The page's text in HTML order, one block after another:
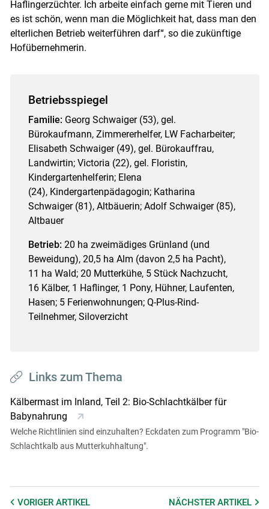
Haflingerzüchter. Ich arbeite einfach gerne mit Tieren und
es ist schön, wenn man die Möglichkeit hat, dass man den
elterlichen Betrieb weiterführen darf“, so die zukünftige
Hofübernehmerin.
Betriebsspiegel
Familie: Georg Schwaiger (53), gel.
Bürokaufmann, Zimmererhelfer, LW Facharbeiter;
Elisabeth Schwaiger (49), gel. Bürokauffrau,
Landwirtin; Victoria (22), gel. Floristin,
Kindergartenhelferin; Elena
(24), Kindergartenpädagogin; Katharina
Schwaiger (81), Altbäuerin; Adolf Schwaiger (85),
Altbauer
Betrieb: 20 ha zweimädiges Grünland (und
Beweidung), 20,5 ha Alm (davon 2,5 ha Pacht),
11 ha Wald; 20 Mutterkühe, 5 Stück Nachzucht,
16 Kälber, 1 Haflinger, 1 Pony, Hühner, Laufenten,
Hasen; 5 Ferienwohnungen; Q-Plus-Rind-
Teilnehmer, Siloverzicht
Links zum Thema
Kälbermast im Inland, Teil 2: Bio-Schlachtkälber für
Babynahrung
Welche Richtlinien sind einzuhalten? Eckdaten zum Programm "Bio-
Schlachtkalb aus Mutterkuhhaltung".
VORIGER ARTIKEL NÄCHSTERARTIKEL